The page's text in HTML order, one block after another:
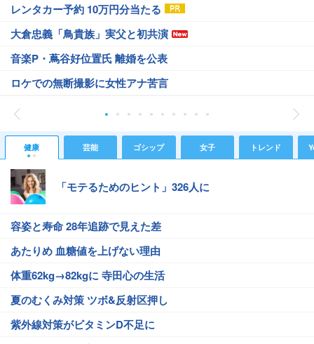
レンタカー予約 10万円分当たる
大倉忠義「鳥貴族」実父と初共演
音楽P・蔦谷好位置氏 離婚を公表
ロケでの無断撮影に女性アナ苦言
健康 芸能 ゴシップ 女子 トレンド
「モテるためのヒント」326人に
容姿と寿命 28年追跡で見えた差
あたりめ 血糖値を上げない理由
体重62kg→82kgに 寺田心の生活
夏のむくみ対策 ツボ&反射区押し
紫外線対策がビタミンD不足に